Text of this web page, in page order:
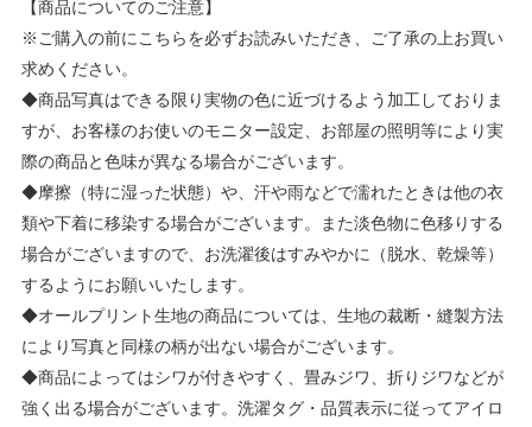
【商品についてのご注意】
※ご購入の前にこちらを必ずお読みいただき、ご了承の上お買い
求めください。
◆商品写真はできる限り実物の色に近づけるよう加工しておりま
すが、お客様のお使いのモニター設定、お部屋の照明等により実
際の商品と色味が異なる場合がございます。
◆摩擦（特に湿った状態）や、汗や雨などで濡れたときは他の衣
類や下着に移染する場合がございます。また淡色物に色移りする
場合がございますので、お洗濯後はすみやかに（脱水、乾燥等）
するようにお願いいたします。
◆オールプリント生地の商品については、生地の裁断・縫製方法
により写真と同様の柄が出ない場合がございます。
◆商品によってはシワが付きやすく、畳みジワ、折りジワなどが
強く出る場合がございます。洗濯タグ・品質表示に従ってアイロ